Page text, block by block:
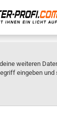
weiteren
eingeben und